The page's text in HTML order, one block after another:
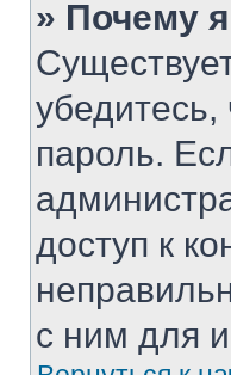
» Почему
пароль.
доступ к
с ним для